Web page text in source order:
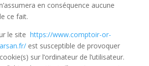
en conséquence aucune
ce fait.
le site https://www.comptoir-or-
est susceptible de provoquer
sur l’ordinateur de l’utilisateur.